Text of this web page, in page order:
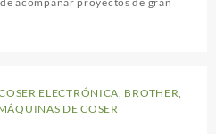
ELECTRÓNICA BROTHER
DE COSER